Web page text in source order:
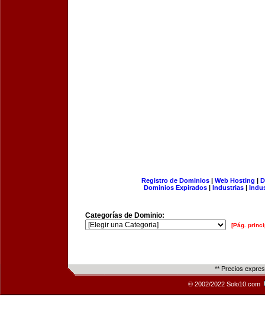
Registro de Dominios| Web Hosting |
Dominios Expirados | Industrias |
Categorías de Dominio:
[Pág.
** Precios
© 2002/2022 Solo10.com